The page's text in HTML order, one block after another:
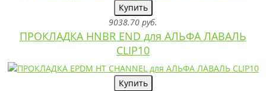
Купить
9038.70 руб.
ПРОКЛАДКА HNBR END для АЛЬФА ЛАВАЛЬ
CLIP10
Купить